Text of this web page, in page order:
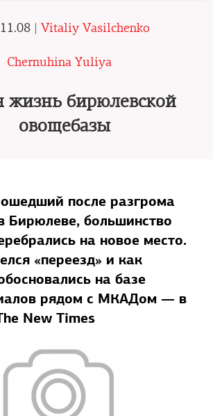
| Vitaliy Vasilchenko
Chernuhina Yuliya
жизнь бирюлевской
овощебазы
после разгрома
Бирюлеве, большинство
на новое место.
«переезд» и как
на базе
рядом с МКАДом — в
New Times